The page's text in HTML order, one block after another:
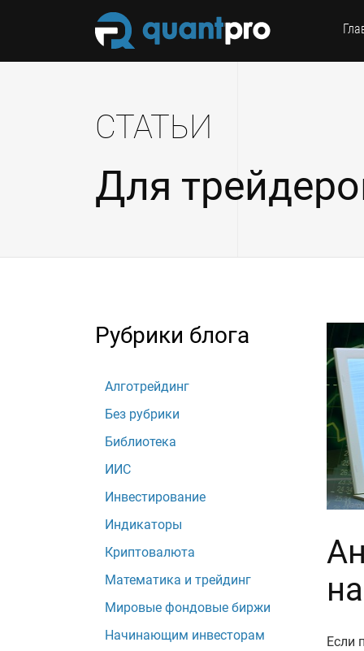
СТАТЬИ
Для
Рубрики блога
Алготрейдинг
Без рубрики
Библиотека
ИИС
Инвестирование
Индикаторы
Криптовалюта
Математика и трейдинг
Мировые фондовые биржи
Начинающим инвесторам
Если